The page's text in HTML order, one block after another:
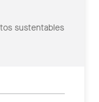
sustentables